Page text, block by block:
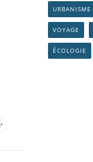
URBANISME
VOYAGE
ÉCOLOGIE